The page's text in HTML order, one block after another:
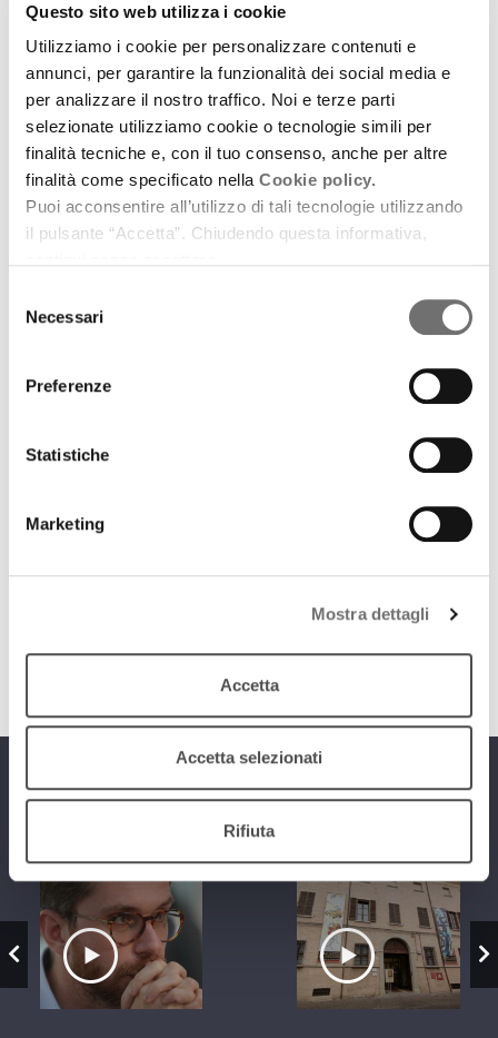
Questo sito web utilizza i cookie
Utilizziamo i cookie per personalizzare contenuti e
annunci, per garantire la funzionalità dei social media e
per analizzare il nostro traffico. Noi e terze parti
selezionate utilizziamo cookie o tecnologie simili per
finalità tecniche e, con il tuo consenso, anche per altre
finalità come specificato nella Cookie policy.
Puoi acconsentire all’utilizzo di tali tecnologie utilizzando
il pulsante “Accetta”. Chiudendo questa informativa,
delNecessari
Preferenze
Statistiche
Marketing
Mostra dettagli
Accetta
Accetta selezionati
Rifiuta
Ascolta downloadPodcast
Emilia-Romagna Music Commission
18 dicembre 2019
Scelti per voi, 11 brani freschissimi di
Programmi
Ascolta il servizio Ascolta il